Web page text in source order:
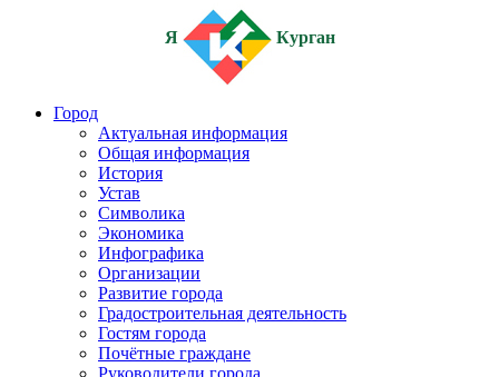
Я Курган
Город
Актуальная информация
Общая информация
История
Устав
Символика
Экономика
Инфографика
Организации
Развитие города
Градостроительная деятельность
Гостям города
Почётные граждане
Руководители города